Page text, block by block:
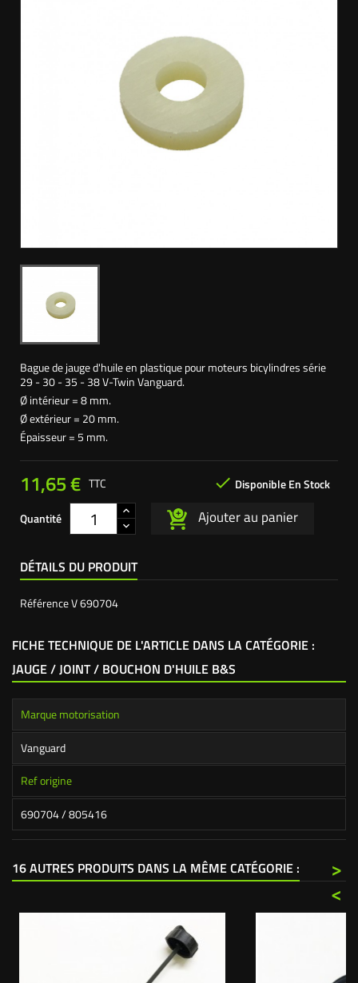
Bague de jauge d'huile en plastique pour moteurs bicylindres série
29 - 30 - 35 - 38 V-Twin Vanguard.
Ø intérieur = 8 mm.
Ø extérieur = 20 mm.
Épaisseur = 5 mm.
11,65 €  Disponible En Stock
TTC
Quantité Ajouter au panier
DÉTAILS DU PRODUIT
RéférenceV 690704
FICHE TECHNIQUE DE L'ARTICLE DANS LA CATÉGORIE :
JAUGE / JOINT / BOUCHON D'HUILE B&S
Marque motorisation
Vanguard
Ref origine
690704 / 805416
16 AUTRES PRODUITS DANS LA MÊME CATÉGORIE :
>
<